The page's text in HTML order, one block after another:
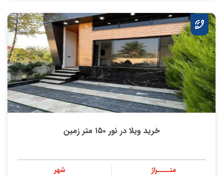
خرید ویلا در نور ۱۵۰ متر زمین
متــــراژ
شهر